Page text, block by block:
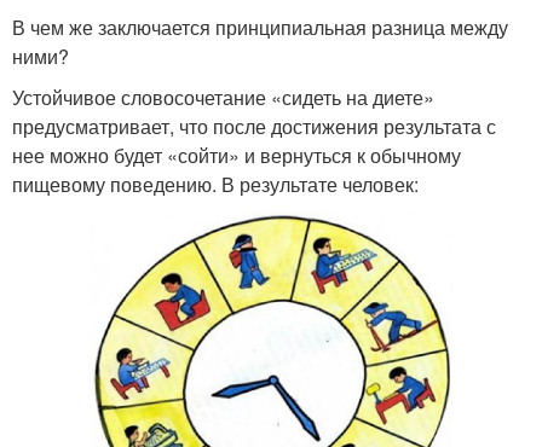
В чем же заключается принципиальная разница между
ними?
Устойчивое словосочетание «сидеть на диете»
предусматривает, что после достижения результата с
нее можно будет «сойти» и вернуться к обычному
пищевому поведению. В результате человек: